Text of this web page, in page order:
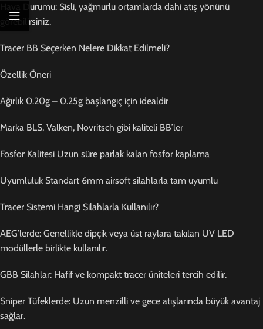
Hava Durumu: Sisli, yağmurlu ortamlarda dahi atış yönünü
görebilirsiniz.
Tracer BB Seçerken Nelere Dikkat Edilmeli?
Özellik Öneri
Ağırlık 0.20g – 0.25g başlangıç için idealdir
Marka BLS, Valken, Novritsch gibi kaliteli BB’ler
Fosfor Kalitesi Uzun süre parlak kalan fosfor kaplama
Uyumluluk Standart 6mm airsoft silahlarla tam uyumlu
Tracer Sistemi Hangi Silahlarla Kullanılır?
AEG’lerde: Genellikle dipçik veya üst raylara takılan UV LED
modüllerle birlikte kullanılır.
GBB Silahlar: Hafif ve kompakt tracer üniteleri tercih edilir.
Sniper Tüfeklerde: Uzun menzilli ve gece atışlarında büyük avantaj
sağlar.